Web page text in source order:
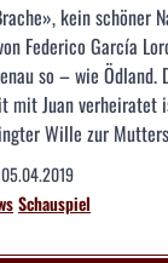
kein schöner
Federico García
so – wie Ödland.
mit Juan verheiratet
Wille zur
05.04.2019
Schauspiel